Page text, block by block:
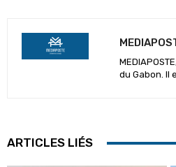
du Gabon. Il
ARTICLES LIÉS